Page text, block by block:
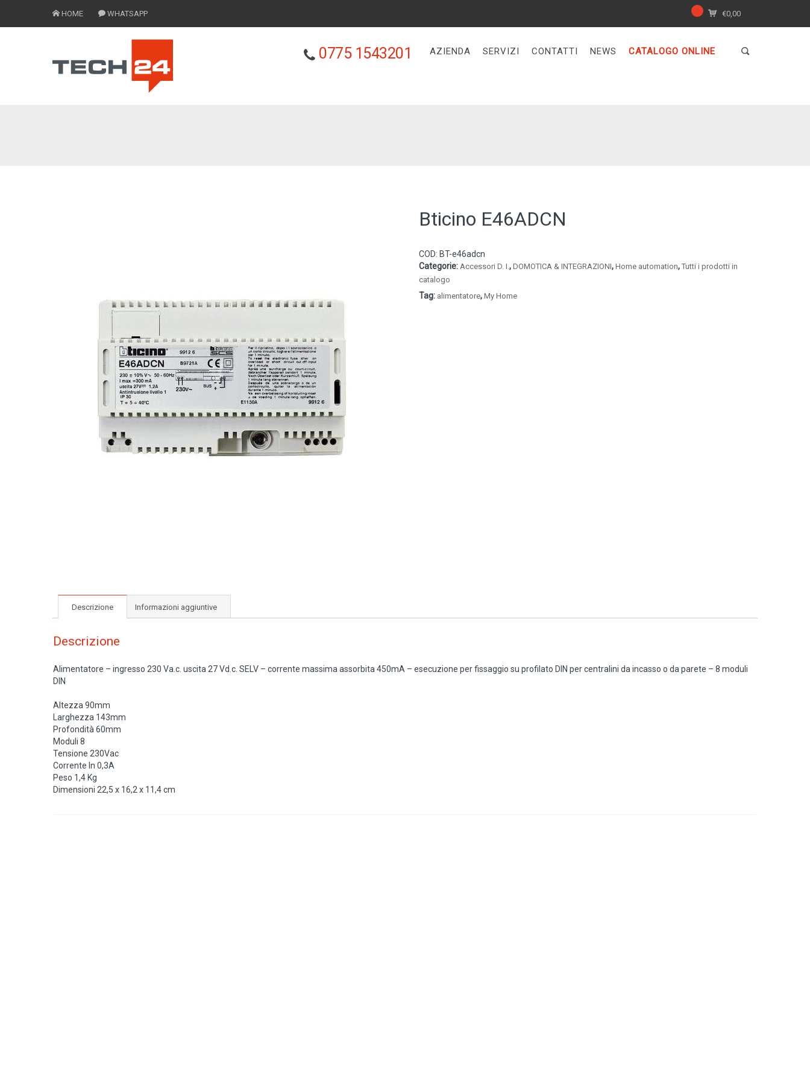
HOME WHATSAPP €0,00
0775 1543201 AZIENDA SERVIZI CONTATTI NEWS CATALOGO ONLINE
Bticino E46ADCN
COD: BT-e46adcn
Categorie: Accessori D. I.,DOMOTICA & INTEGRAZIONI,Home automation,Tutti i prodotti in
catalogo
Tag: alimentatore,My Home
Descrizione Informazioni aggiuntive
Descrizione
Alimentatore – ingresso 230 Va.c. uscita 27 Vd.c. SELV – corrente massima assorbita 450mA – esecuzione per fissaggio su profilato DIN per centralini da incasso o da parete – 8 moduli
DIN
Altezza 90mm
Larghezza 143mm
Profondità 60mm
Moduli 8
Tensione 230Vac
Corrente In 0,3A
Peso 1,4 Kg
Dimensioni 22,5 x 16,2 x 11,4 cm